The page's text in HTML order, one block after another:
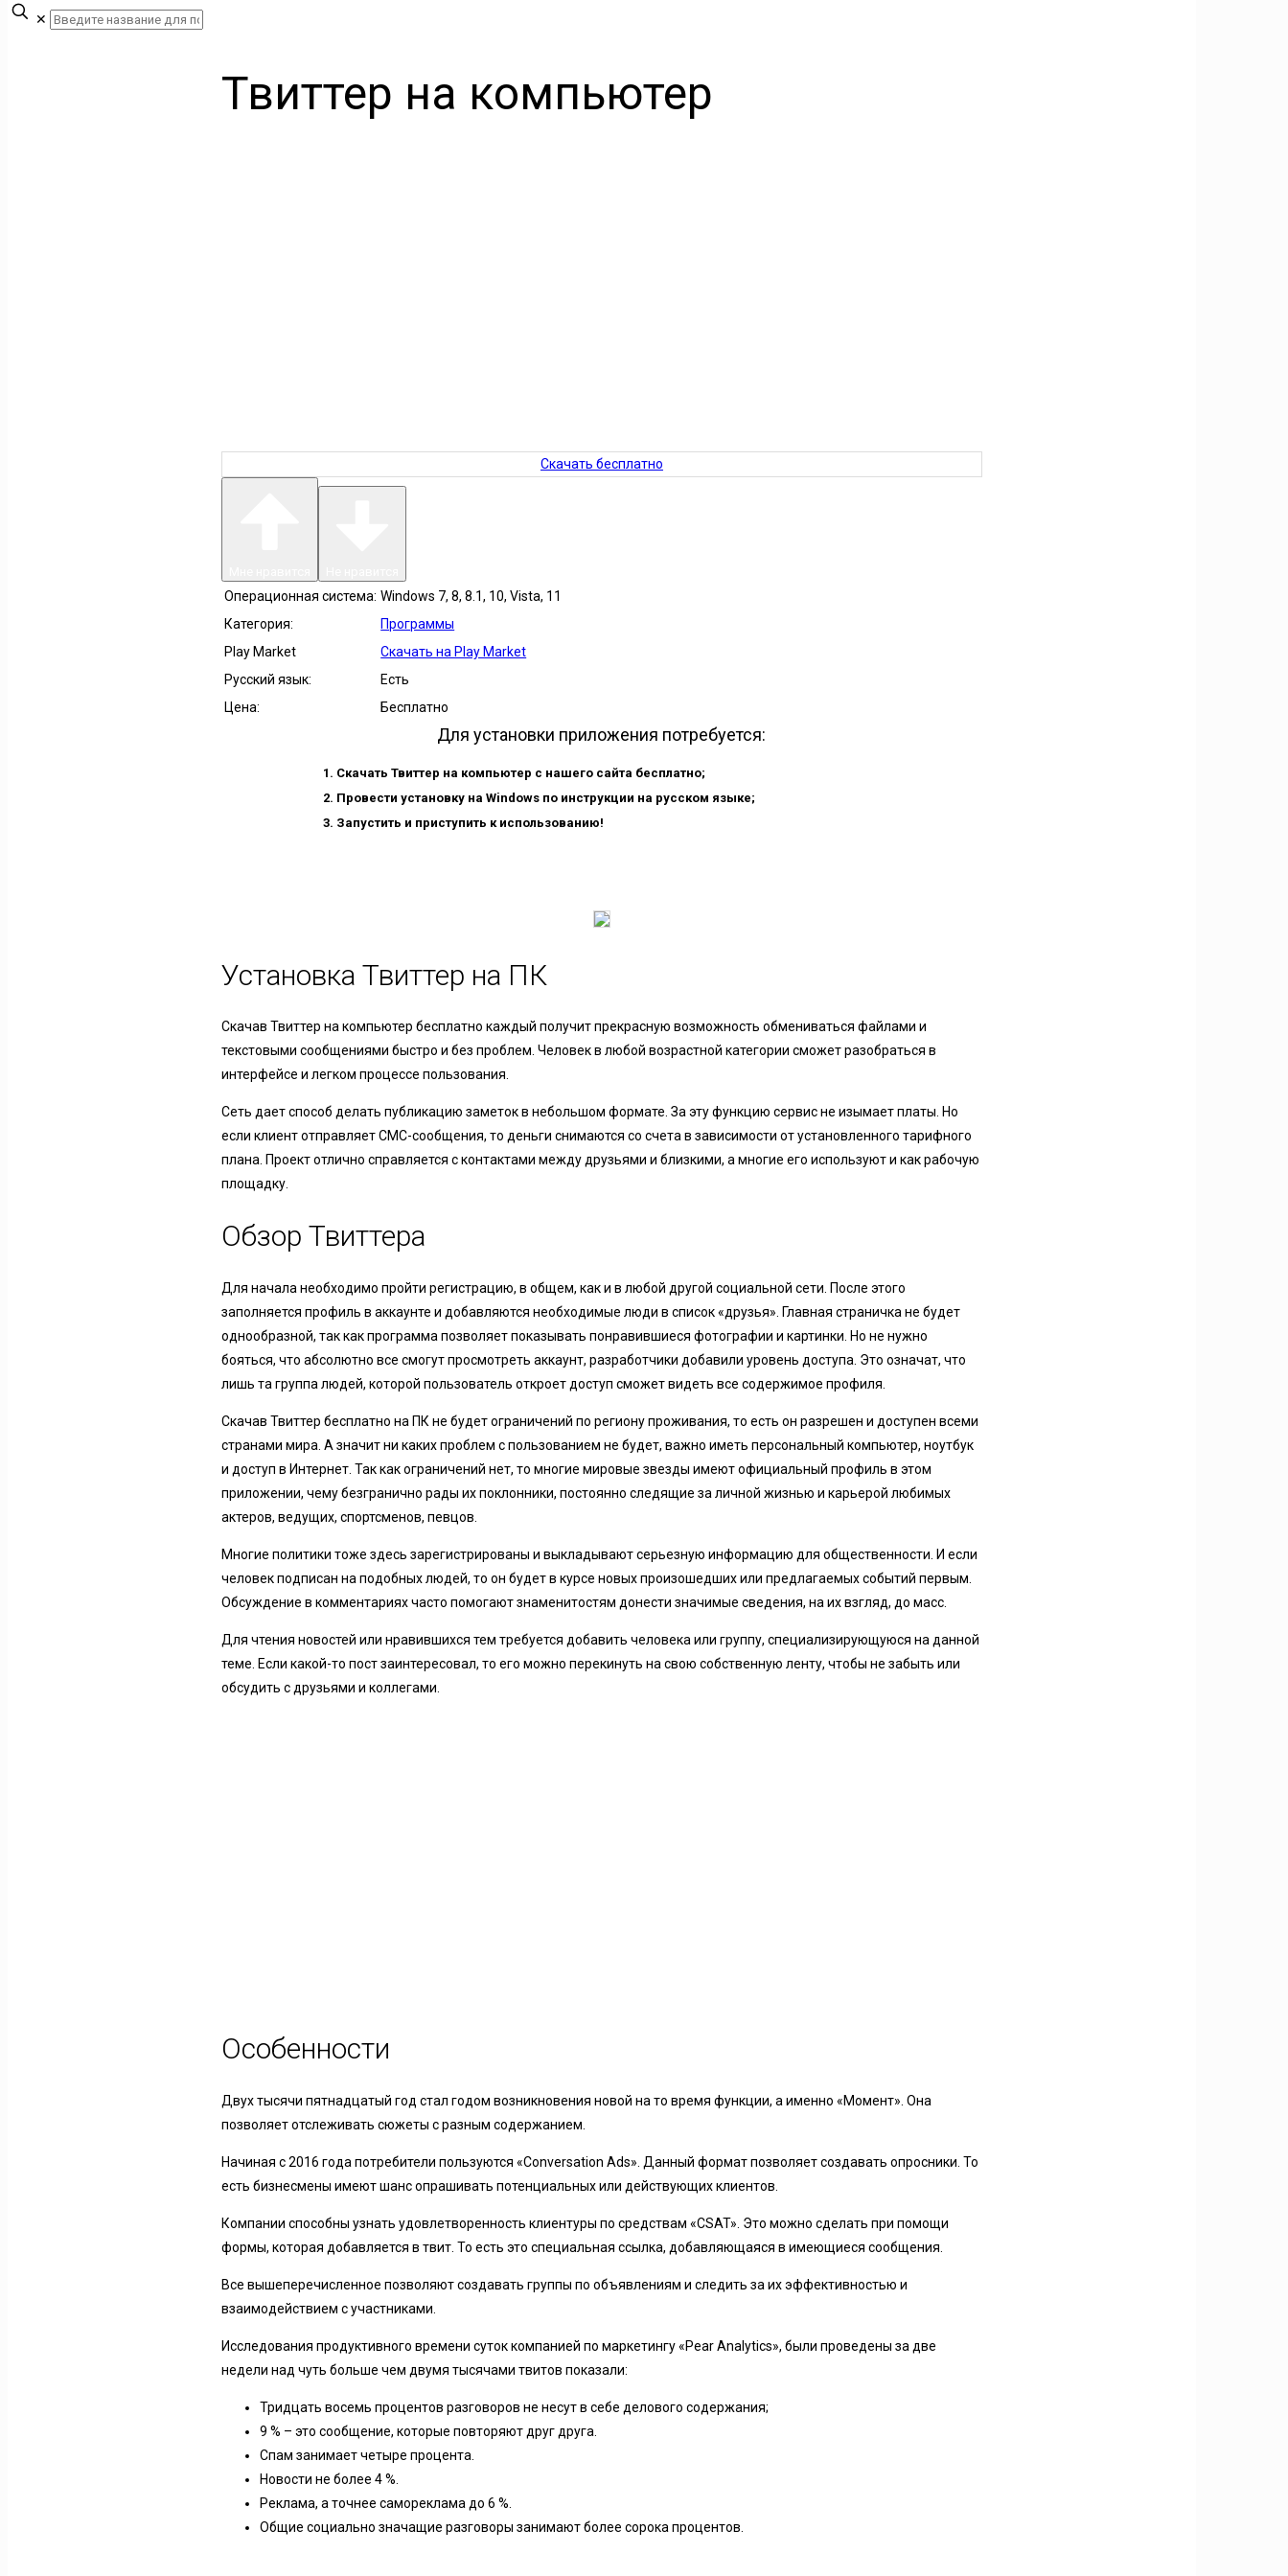
✕
Твиттер на компьютер
Скачать бесплатно
Операционная система: Windows 7, 8, 8.1, 10, Vista, 11
Категория:
Программы
Play Market
Скачать на Play Market
Русский язык:
Есть
Цена:
Бесплатно
Для установки приложения потребуется:
Скачать Твиттер на компьютер с нашего сайта бесплатно;
Провести установку на Windows по инструкции на русском языке;
Запустить и приступить к использованию!
Установка Твиттер на ПК
Скачав Твиттер на компьютер бесплатно каждый получит прекрасную возможность обмениваться файлами и
текстовыми сообщениями быстро и без проблем. Человек в любой возрастной категории сможет разобраться в
интерфейсе и легком процессе пользования.
Сеть дает способ делать публикацию заметок в небольшом формате. За эту функцию сервис не изымает платы. Но
если клиент отправляет СМС-сообщения, то деньги снимаются со счета в зависимости от установленного тарифного
плана. Проект отлично справляется с контактами между друзьями и близкими, а многие его используют и как рабочую
площадку.
Обзор Твиттера
Для начала необходимо пройти регистрацию, в общем, как и в любой другой социальной сети. После этого
заполняется профиль в аккаунте и добавляются необходимые люди в список «друзья». Главная страничка не будет
однообразной, так как программа позволяет показывать понравившиеся фотографии и картинки. Но не нужно
бояться, что абсолютно все смогут просмотреть аккаунт, разработчики добавили уровень доступа. Это означат, что
лишь та группа людей, которой пользователь откроет доступ сможет видеть все содержимое профиля.
Скачав Твиттер бесплатно на ПК не будет ограничений по региону проживания, то есть он разрешен и доступен всеми
странами мира. А значит ни каких проблем с пользованием не будет, важно иметь персональный компьютер, ноутбук
и доступ в Интернет. Так как ограничений нет, то многие мировые звезды имеют официальный профиль в этом
приложении, чему безгранично рады их поклонники, постоянно следящие за личной жизнью и карьерой любимых
актеров, ведущих, спортсменов, певцов.
Многие политики тоже здесь зарегистрированы и выкладывают серьезную информацию для общественности. И если
человек подписан на подобных людей, то он будет в курсе новых произошедших или предлагаемых событий первым.
Обсуждение в комментариях часто помогают знаменитостям донести значимые сведения, на их взгляд, до масс.
Для чтения новостей или нравившихся тем требуется добавить человека или группу, специализирующуюся на данной
теме. Если какой-то пост заинтересовал, то его можно перекинуть на свою собственную ленту, чтобы не забыть или
обсудить с друзьями и коллегами.
Особенности
Двух тысячи пятнадцатый год стал годом возникновения новой на то время функции, а именно «Момент». Она
позволяет отслеживать сюжеты с разным содержанием.
Начиная с 2016 года потребители пользуются «Conversation Ads». Данный формат позволяет создавать опросники. То
есть бизнесмены имеют шанс опрашивать потенциальных или действующих клиентов.
Компании способны узнать удовлетворенность клиентуры по средствам «CSAT». Это можно сделать при помощи
формы, которая добавляется в твит. То есть это специальная ссылка, добавляющаяся в имеющиеся сообщения.
Все вышеперечисленное позволяют создавать группы по объявлениям и следить за их эффективностью и
взаимодействием с участниками.
Исследования продуктивного времени суток компанией по маркетингу «Pear Analytics», были проведены за две
недели над чуть больше чем двумя тысячами твитов показали:
Тридцать восемь процентов разговоров не несут в себе делового содержания;
9 % – это сообщение, которые повторяют друг друга.
Спам занимает четыре процента.
Новости не более 4 %.
Реклама, а точнее самореклама до 6 %.
Общие социально значащие разговоры занимают более сорока процентов.